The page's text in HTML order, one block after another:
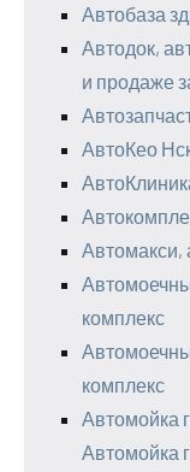
Автобаза
Автодок,
и продаже
АвтоКео
Автомакси,
комплекс
комплекс
Автомойка
Автомойка